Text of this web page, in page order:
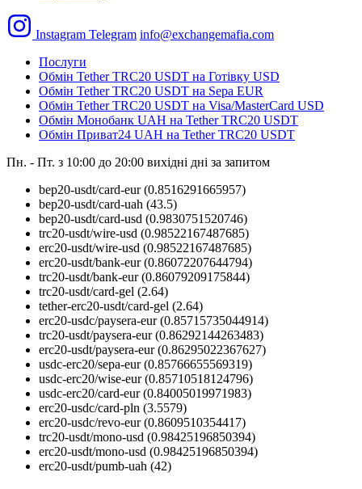
Instagram Telegram info@exchangemafia.com
Послуги
Обмін Tether TRC20 USDT на Готівку USD
Обмін Tether TRC20 USDT на Sepa EUR
Обмін Tether TRC20 USDT на Visa/MasterCard USD
Обмін Монобанк UAH на Tether TRC20 USDT
Обмін Приват24 UAH на Tether TRC20 USDT
Пн. - Пт. з 10:00 до 20:00 вихідні дні за запитом
bep20-usdt/card-eur (0.8516291665957)
bep20-usdt/card-uah (43.5)
bep20-usdt/card-usd (0.9830751520746)
trc20-usdt/wire-usd (0.98522167487685)
erc20-usdt/wire-usd (0.98522167487685)
erc20-usdt/bank-eur (0.86072207644794)
trc20-usdt/bank-eur (0.86079209175844)
trc20-usdt/card-gel (2.64)
tether-erc20-usdt/card-gel (2.64)
erc20-usdc/paysera-eur (0.85715735044914)
trc20-usdt/paysera-eur (0.86292144263483)
erc20-usdt/paysera-eur (0.86295022367627)
usdc-erc20/sepa-eur (0.85766655569319)
usdc-erc20/wise-eur (0.85710518124796)
usdc-erc20/card-eur (0.84005019971983)
erc20-usdc/card-pln (3.5579)
erc20-usdc/revo-eur (0.8609510354417)
trc20-usdt/mono-usd (0.98425196850394)
erc20-usdt/mono-usd (0.98425196850394)
erc20-usdt/pumb-uah (42)